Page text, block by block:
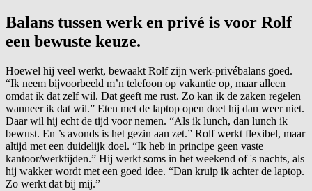
Balans tussen werk en privé is voor Rolf
een bewuste keuze.
Hoewel hij veel werkt, bewaakt Rolf zijn werk-privébalans goed.
“Ik neem bijvoorbeeld m’n telefoon op vakantie op, maar alleen
omdat ik dat zelf wil. Dat geeft me rust. Zo kan ik de zaken regelen
wanneer ik dat wil.” Eten met de laptop open doet hij dan weer niet.
Daar wil hij echt de tijd voor nemen. “Als ik lunch, dan lunch ik
bewust. En ’s avonds is het gezin aan zet.” Rolf werkt flexibel, maar
altijd met een duidelijk doel. “Ik heb in principe geen vaste
kantoor/werktijden.” Hij werkt soms in het weekend of 's nachts, als
hij wakker wordt met een goed idee. “Dan kruip ik achter de laptop.
Zo werkt dat bij mij.”